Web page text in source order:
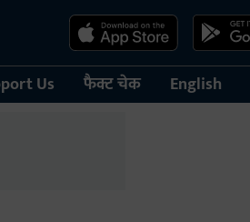
Us फैक्ट चेक English